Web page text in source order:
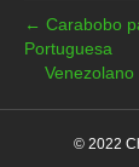
← Carabobo
Portuguesa
© 2022